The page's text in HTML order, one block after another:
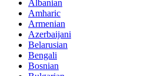
Albanian
Amharic
Armenian
Azerbaijani
Belarusian
Bengali
Bosnian